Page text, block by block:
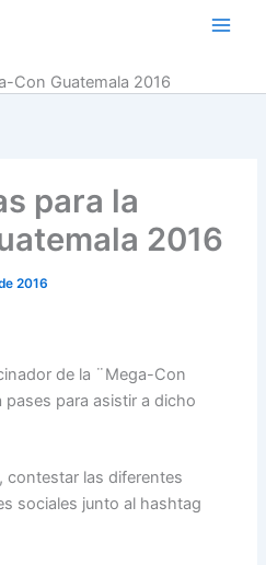
Con Guatemala 2016
para la
2016
2016
de la ¨Mega-Con
pases para asistir a dicho
contestar las diferentes
sociales junto al hashtag